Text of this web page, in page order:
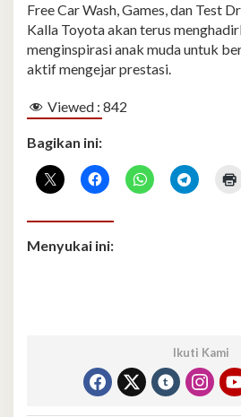
Free Car Wash, Games, dan Test
Kalla Toyota akan terus
menginspirasi anak muda untuk
aktif mengejar prestasi.
Viewed : 842
Bagikan ini:
Menyukai ini:
Ikuti Kami